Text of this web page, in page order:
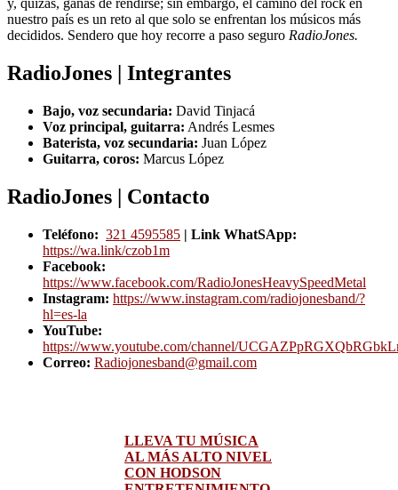
y, quizás, ganas de rendirse; sin embargo, el camino del rock en
nuestro país es un reto al que solo se enfrentan los músicos más
decididos. Sendero que hoy recorre a paso seguro RadioJones.
RadioJones | Integrantes
Bajo, voz secundaria: David Tinjacá
Voz principal, guitarra: Andrés Lesmes
Baterista, voz secundaria: Juan López
Guitarra, coros: Marcus López
RadioJones | Contacto
Teléfono: 321 4595585 | Link WhatSApp:
https://wa.link/czob1m
Facebook:
https://www.facebook.com/RadioJonesHeavySpeedMetal
Instagram: https://www.instagram.com/radiojonesband/?
hl=es-la
YouTube:
https://www.youtube.com/channel/
Correo: Radiojonesband@gmail.com
LLEVA TU MÚSICA
AL MÁS ALTO NIVEL
CON HODSON